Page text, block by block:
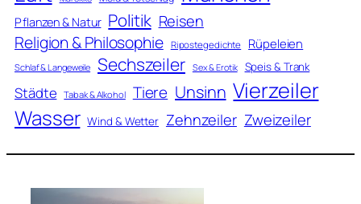
Pflanzen & Natur Politik Reisen
Religion & Philosophie Ripostegedichte Rüpeleien
Schlaf & Langeweile Sechszeiler Sex & Erotik Speis & Trank
Städte Tabak & Alkohol Tiere Unsinn Vierzeiler
Wasser Wind & Wetter Zehnzeiler Zweizeiler